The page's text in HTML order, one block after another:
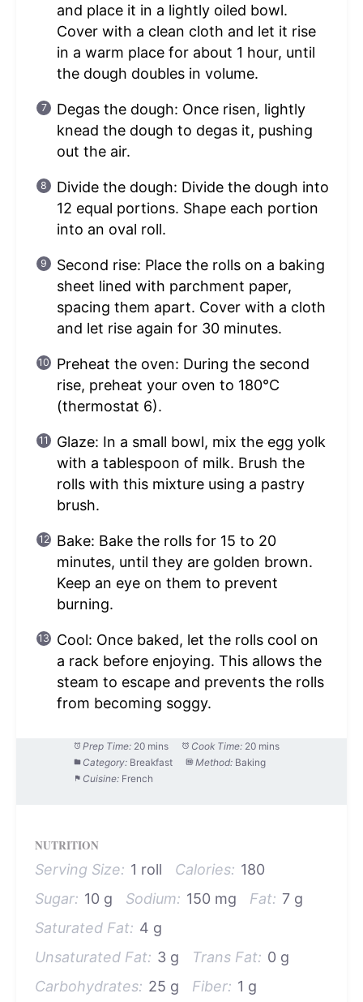
and place it in a lightly oiled bowl.
Cover with a clean cloth and let it rise
in a warm place for about 1 hour, until
the dough doubles in volume.
Degas the dough: Once risen, lightly
knead the dough to degas it, pushing
out the air.
Divide the dough: Divide the dough into
12 equal portions. Shape each portion
into an oval roll.
Second rise: Place the rolls on a baking
sheet lined with parchment paper,
spacing them apart. Cover with a cloth
and let rise again for 30 minutes.
Preheat the oven: During the second
rise, preheat your oven to 180°C
(thermostat 6).
Glaze: In a small bowl, mix the egg yolk
with a tablespoon of milk. Brush the
rolls with this mixture using a pastry
brush.
Bake: Bake the rolls for 15 to 20
minutes, until they are golden brown.
Keep an eye on them to prevent
burning.
Cool: Once baked, let the rolls cool on
a rack before enjoying. This allows the
steam to escape and prevents the rolls
from becoming soggy.
Prep Time: 20 mins Cook Time: 20 mins
Category: Breakfast Method: Baking
Cuisine: French
NUTRITION
Serving Size: 1 roll Calories: 180
Sugar: 10 g Sodium: 150 mg Fat: 7 g
Saturated Fat: 4 g
Unsaturated Fat: 3 g Trans Fat: 0 g
Carbohydrates: 25 g Fiber: 1 g